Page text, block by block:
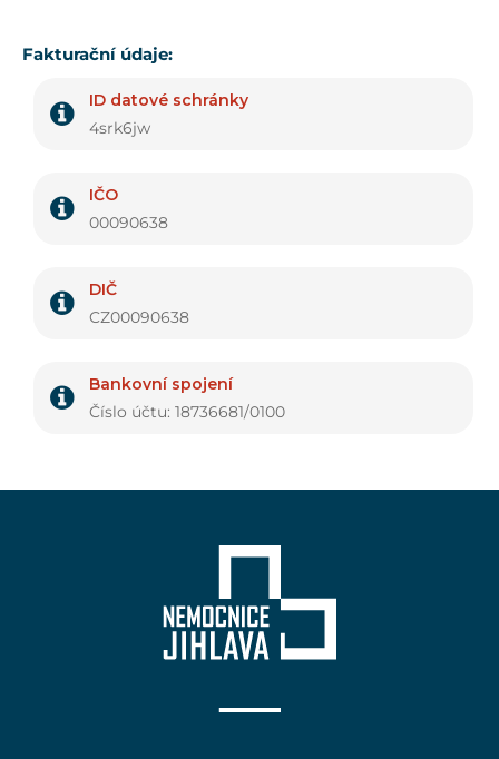
Fakturační údaje:
ID datové schránky
4srk6jw
IČO
00090638
DIČ
CZ00090638
Bankovní spojení
Číslo účtu: 18736681/0100